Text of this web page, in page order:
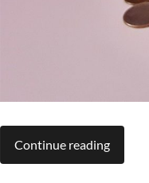
Continue reading